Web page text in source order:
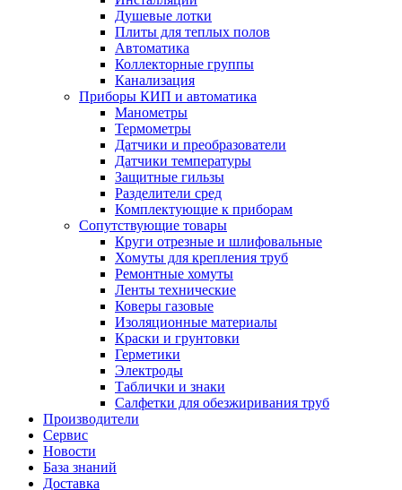
Душевые лотки
Плиты для теплых полов
Автоматика
Коллекторные группы
Канализация
Приборы КИП и автоматика
Манометры
Термометры
Датчики и преобразователи
Датчики температуры
Защитные гильзы
Разделители сред
Комплектующие к приборам
Сопутствующие товары
Круги отрезные и шлифовальные
Хомуты для крепления труб
Ремонтные хомуты
Ленты технические
Коверы газовые
Изоляционные материалы
Краски и грунтовки
Герметики
Электроды
Таблички и знаки
Салфетки для обезжиривания труб
Производители
Сервис
Новости
База знаний
Доставка